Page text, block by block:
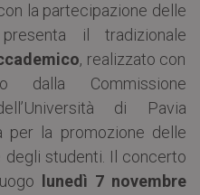
la partecipazione delle
il tradizionale
, realizzato con
dalla Commissione
di Pavia
per la promozione delle
studenti. Il concerto
lunedì 7 novembre